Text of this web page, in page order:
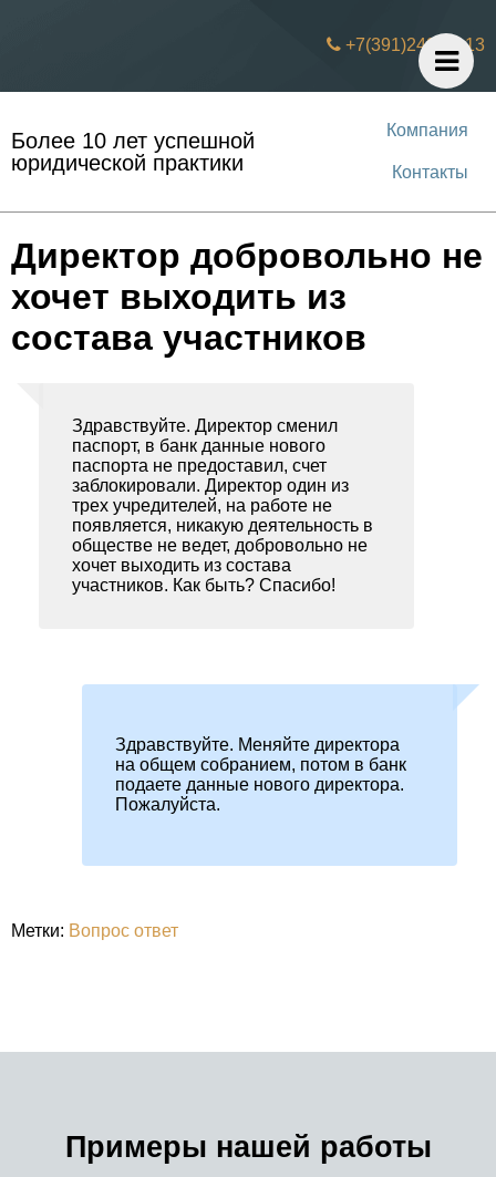
+7(391)242 31 13
Более 10 лет успешной
юридической практики
Компания
Контакты
Директор добровольно не
хочет выходить из
состава участников
Здравствуйте. Директор сменил
паспорт, в банк данные нового
паспорта не предоставил, счет
заблокировали. Директор один из
трех учредителей, на работе не
появляется, никакую деятельность в
обществе не ведет, добровольно не
хочет выходить из состава
участников. Как быть? Спасибо!
Здравствуйте. Меняйте директора
на общем собранием, потом в банк
подаете данные нового директора.
Пожалуйста.
Метки: Вопрос ответ
Примеры нашей работы